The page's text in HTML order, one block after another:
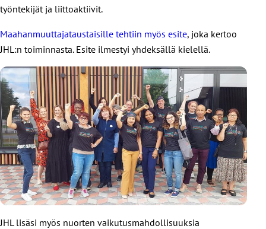
työntekijät ja liittoaktiivit.
Maahanmuuttajataustaisille tehtiin myös esite, joka kertoo
JHL:n toiminnasta. Esite ilmestyi yhdeksällä kielellä.
JHL lisäsi myös nuorten vaikutusmahdollisuuksia